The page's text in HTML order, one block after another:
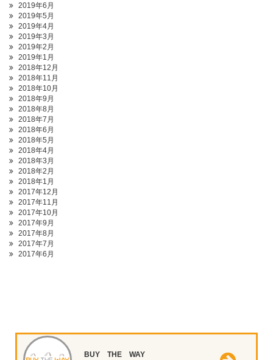
2019年6月
2019年5月
2019年4月
2019年3月
2019年2月
2019年1月
2018年12月
2018年11月
2018年10月
2018年9月
2018年8月
2018年7月
2018年6月
2018年5月
2018年4月
2018年3月
2018年2月
2018年1月
2017年12月
2017年11月
2017年10月
2017年9月
2017年8月
2017年7月
2017年6月
BUY THE WAY